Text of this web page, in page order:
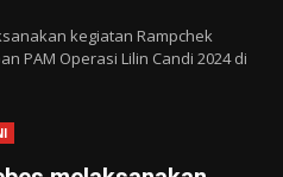
kegiatan Rampchek
PAM Operasi Lilin Candi 2024 di